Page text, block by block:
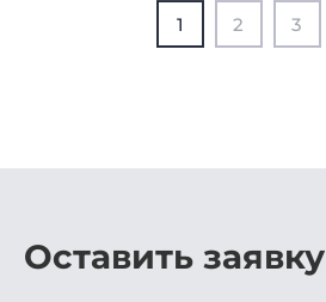
1 2 3
Оставить заявку